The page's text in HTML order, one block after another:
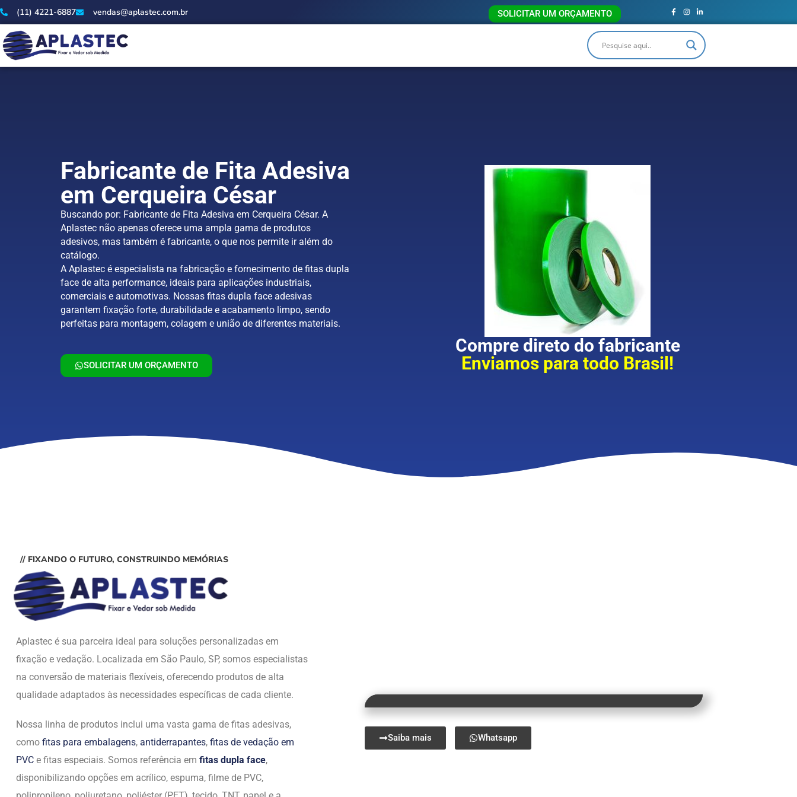
(11) 4221-6887 vendas@aplastec.com.br SOLICITAR UM ORÇAMENTO
Fabricante de Fita Adesiva
em Cerqueira César
Buscando por: Fabricante de Fita Adesiva em Cerqueira César. A
Aplastec não apenas oferece uma ampla gama de produtos
adesivos, mas também é fabricante, o que nos permite ir além do
catálogo.
A Aplastec é especialista na fabricação e fornecimento de fitas dupla
face de alta performance, ideais para aplicações industriais,
comerciais e automotivas. Nossas fitas dupla face adesivas
garantem fixação forte, durabilidade e acabamento limpo, sendo
perfeitas para montagem, colagem e união de diferentes materiais.
SOLICITAR UM ORÇAMENTO
Compre direto do fabricante
Enviamos para todo Brasil!
// FIXANDO O FUTURO, CONSTRUINDO MEMÓRIAS
Aplastec é sua parceira ideal para soluções personalizadas em
fixação e vedação. Localizada em São Paulo, SP, somos especialistas
na conversão de materiais flexíveis, oferecendo produtos de alta
qualidade adaptados às necessidades específicas de cada cliente.
Nossa linha de produtos inclui uma vasta gama de fitas adesivas,
como fitas para embalagens, antiderrapantes, fitas de vedação em
PVC e fitas especiais. Somos referência em fitas dupla face,
disponibilizando opções em acrílico, espuma, filme de PVC,
Saiba mais Whatsapp